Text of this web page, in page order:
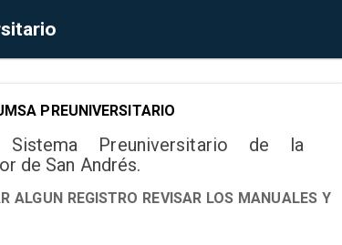
PREUNIVERSITARIO
Sistema Preuniversitario de la
de San Andrés.
ALGUN REGISTRO REVISAR LOS MANUALES Y